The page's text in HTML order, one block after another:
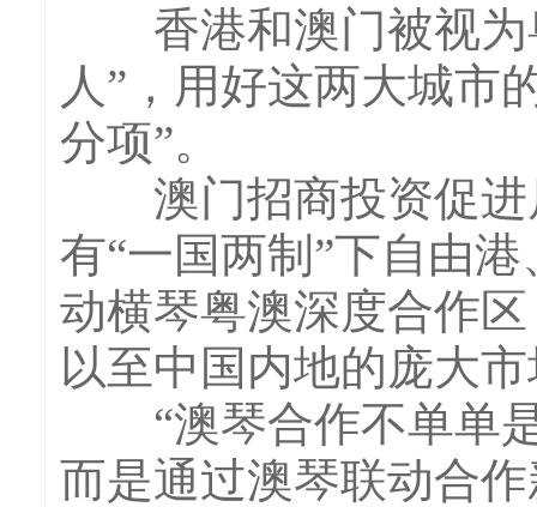
香港和澳门被视为
人”，用好这两大城市
分项”。
澳门招商投资促进
有“一国两制”下自由
动横琴粤澳深度合作
以至中国内地的庞大
“澳琴合作不单单是
而是通过澳琴联动合